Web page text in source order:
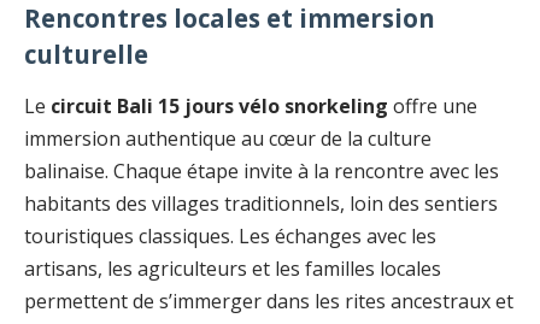
Rencontres locales et immersion
culturelle
Le circuit Bali 15 jours vélo snorkeling offre une
immersion authentique au cœur de la culture
balinaise. Chaque étape invite à la rencontre avec les
habitants des villages traditionnels, loin des sentiers
touristiques classiques. Les échanges avec les
artisans, les agriculteurs et les familles locales
permettent de s’immerger dans les rites ancestraux et